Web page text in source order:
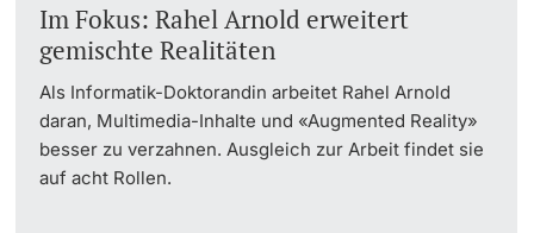
Im Fokus: Rahel Arnold erweitert
gemischte Realitäten
Als Informatik-Doktorandin arbeitet Rahel Arnold
daran, Multimedia-Inhalte und «Augmented Reality»
besser zu verzahnen. Ausgleich zur Arbeit findet sie
auf acht Rollen.